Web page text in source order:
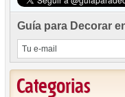
Guía para Decorar
Categorias